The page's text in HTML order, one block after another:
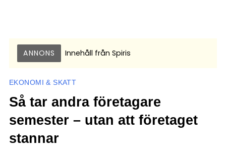
ANNONS Innehåll från Spiris
EKONOMI & SKATT
Så tar andra företagare
semester – utan att företaget
stannar